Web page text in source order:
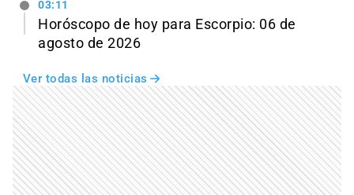
03:11
Horóscopo de hoy para Escorpio: 06 de
agosto de 2026
Ver todas las noticias